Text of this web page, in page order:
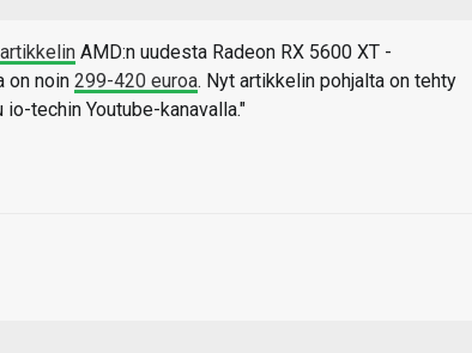
AMD:n uudesta Radeon RX 5600 XT -
on noin 299-420 euroa. Nyt artikkelin pohjalta on tehty
techin Youtube-kanavalla."